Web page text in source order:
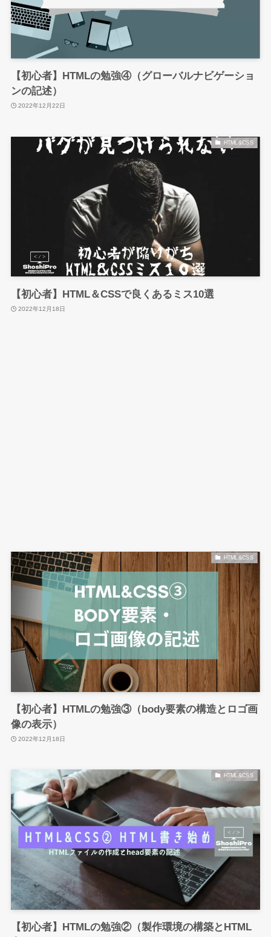
【初心者】HTMLの勉強④（グローバルナビゲーショ
ンの記述）
2022年12月22日
HTML&CSS
【初心者】HTML＆CSSで良くあるミス10選
2022年12月18日
HTML&CSS
【初心者】HTMLの勉強③（body要素の構造とロゴ画
像の表示）
2022年12月18日
HTML&CSS
【初心者】HTMLの勉強②（製作環境の構築とHTML